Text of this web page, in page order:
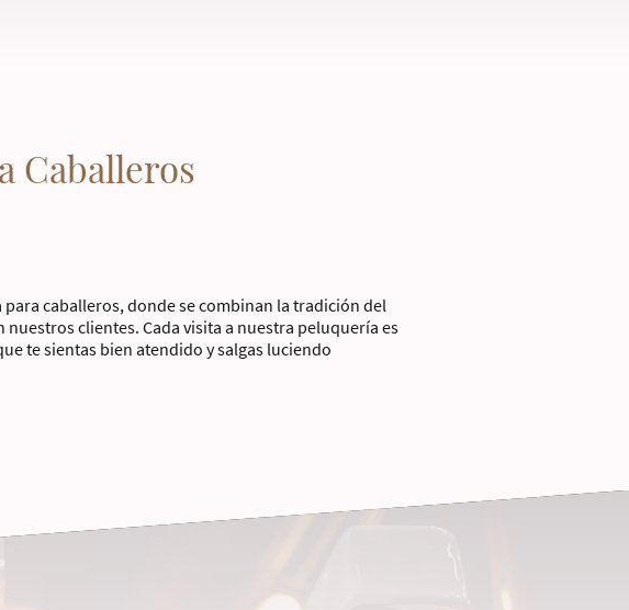
Caballeros
caballeros, donde se combinan la tradición del
clientes. Cada visita a nuestra peluquería es
te sientas bien atendido y salgas luciendo